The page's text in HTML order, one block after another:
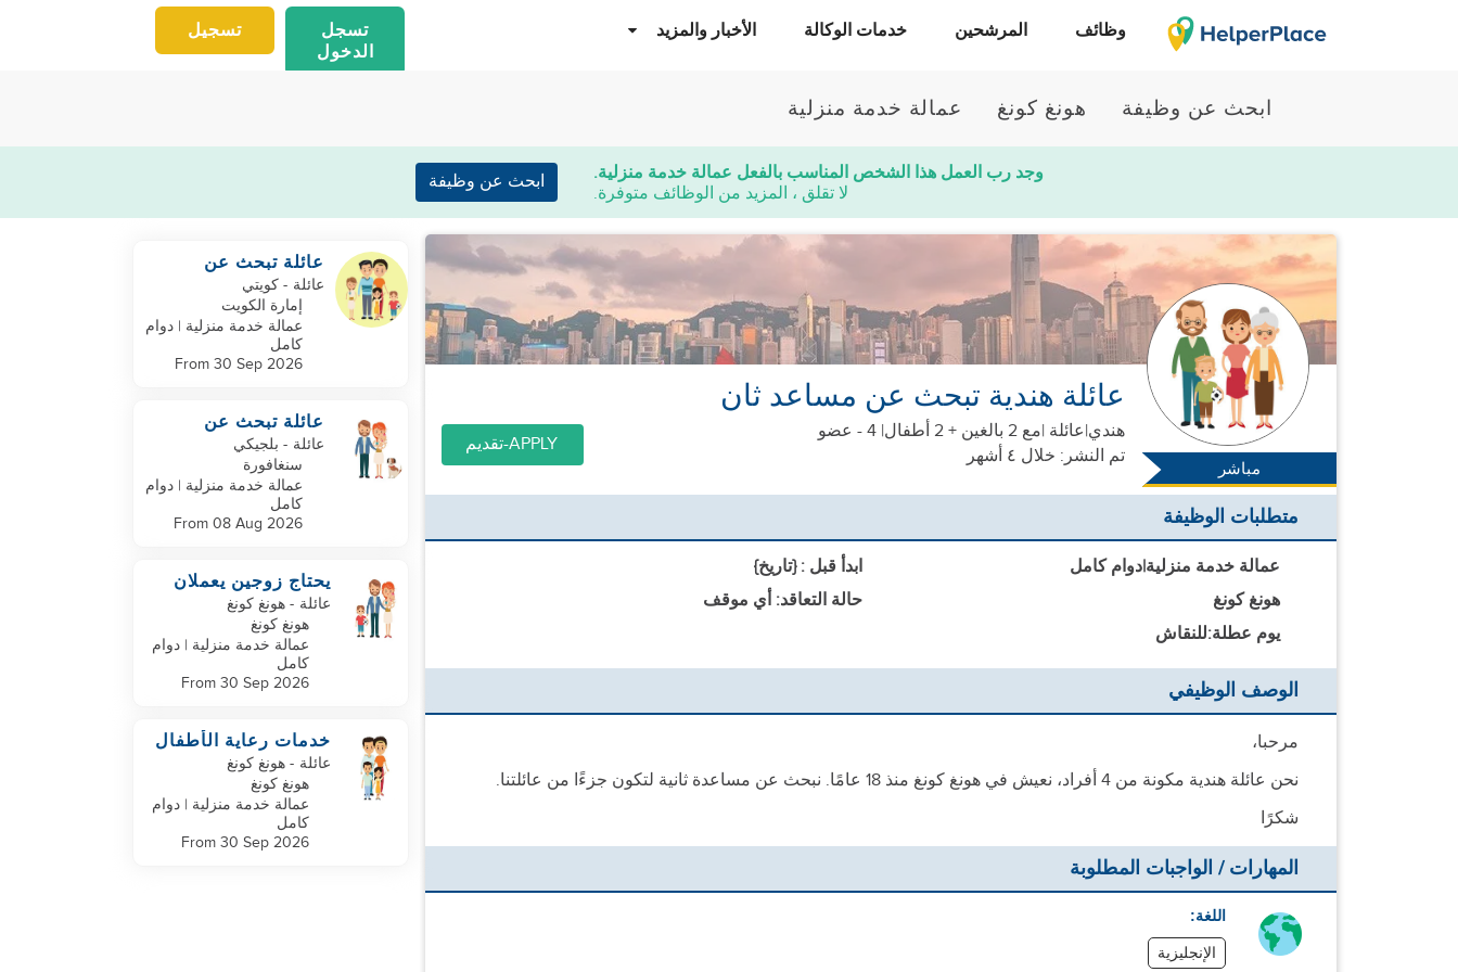
وظائف المرشحين خدمات الوكالة الأخبار والمزيد تسجيل
تسجل
الدخول
ابحث عن وظيفة هونغ كونغ عمالة خدمة منزلية
وجد رب العمل هذا الشخص المناسب بالفعل عمالة خدمة منزلية.
لا تقلق ، المزيد من الوظائف متوفرة.
ابحث عن وظيفة
مباشر
عائلة هندية تبحث عن مساعد ثان
هندي|عائلة |مع 2 بالغين + 2 أطفال
| 4 - عضو
تم النشر: خلال ٤ أشهر
APPLY-تقديم
متطلبات الوظيفة
عمالة خدمة منزلية|دوام كامل
ابدأ قبل : {تاريخ}
هونغ كونغ
حالة التعاقد: أي موقف
يوم عطلة:للنقاش
الوصف الوظيفي
مرحبا،
نحن عائلة هندية مكونة من 4 أفراد، نعيش في هونغ كونغ منذ 18 عامًا. نبحث عن مساعدة ثانية لتكون جزءًا من عائلتنا.
شكرًا
المهارات / الواجبات المطلوبة
اللغة:
الإنجليزية
عائلة تبحث عن
مساعد
عائلة - كويتي
إمارة الكويت
عمالة خدمة منزلية | دوام
كامل
From 30 Sep 2026
عائلة تبحث عن
مساعدة
عائلة - بلجيكي
سنغافورة
عمالة خدمة منزلية | دوام
كامل
From 08 Aug 2026
يحتاج زوجين يعملان
في كينيدي تاون إلى
رعاية الأطفال / الرضع
عائلة - هونغ كونغ
هونغ كونغ
عمالة خدمة منزلية | دوام
كامل
From 30 Sep 2026
خدمات رعاية الأطفال
والتنظيف المطلوبة من
عائلة في جبل جاردين
عائلة - هونغ كونغ
هونغ كونغ
عمالة خدمة منزلية | دوام
كامل
From 30 Sep 2026